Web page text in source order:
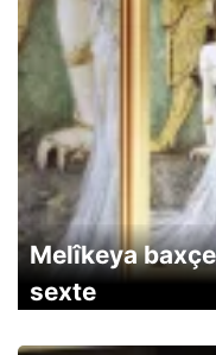
Melîkeya
sexte